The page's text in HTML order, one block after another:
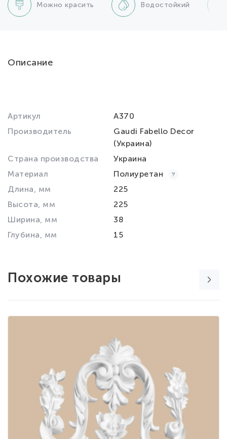
Можно красить Водостойкий
Описание
Артикул
A370
Производитель
Gaudi Fabello Decor
(Украина)
Страна производства
Украина
Материал
Полиуретан
Длина, мм
225
Высота, мм
225
Ширина, мм
38
Глубина, мм
15
Похожие товары